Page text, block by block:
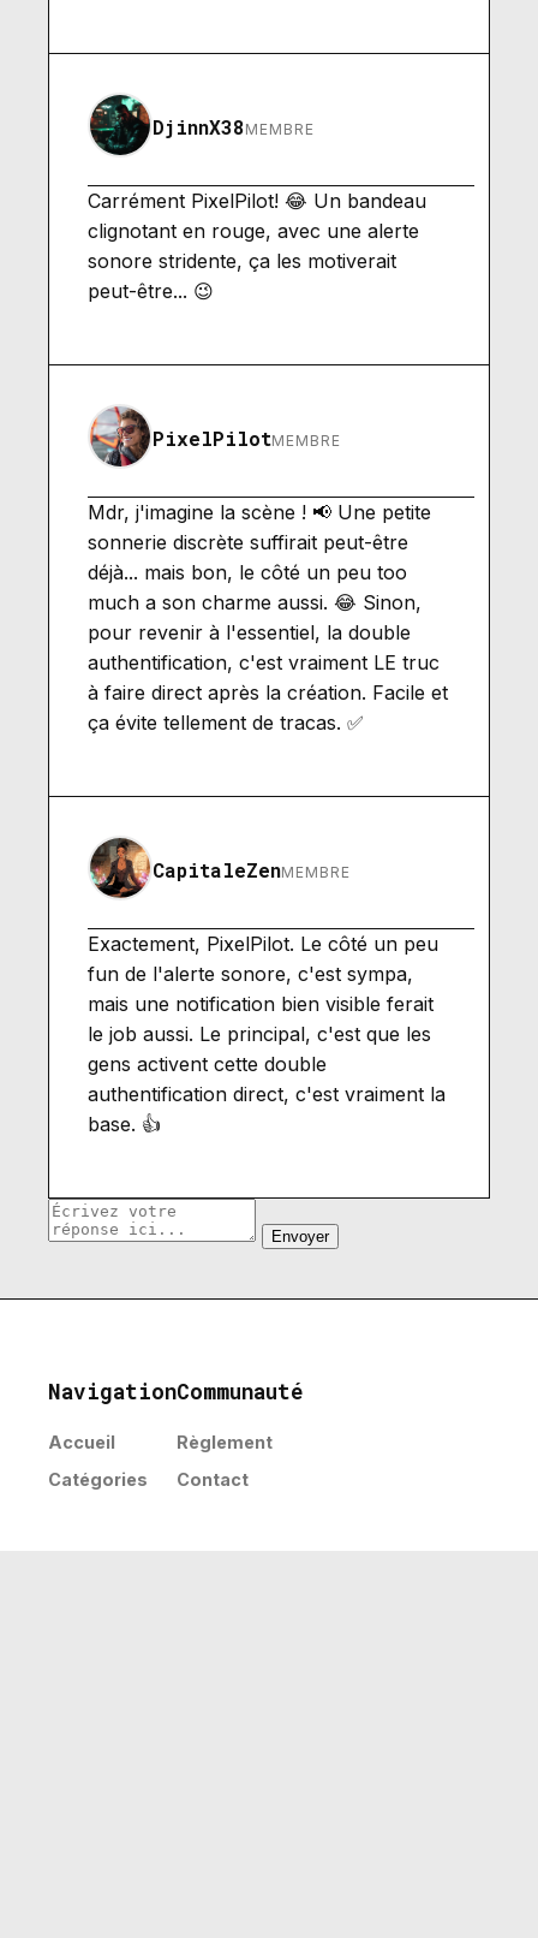
DjinnX38MEMBRE
Carrément PixelPilot! 😂 Un bandeau
clignotant en rouge, avec une alerte
sonore stridente, ça les motiverait
peut-être... 😉
PixelPilotMEMBRE
Mdr, j'imagine la scène ! 📢 Une petite
sonnerie discrète suffirait peut-être
déjà... mais bon, le côté un peu too
much a son charme aussi. 😂 Sinon,
pour revenir à l'essentiel, la double
authentification, c'est vraiment LE truc
à faire direct après la création. Facile et
ça évite tellement de tracas. ✅
CapitaleZenMEMBRE
Exactement, PixelPilot. Le côté un peu
fun de l'alerte sonore, c'est sympa,
mais une notification bien visible ferait
le job aussi. Le principal, c'est que les
gens activent cette double
authentification direct, c'est vraiment la
base. 👍
Envoyer
Navigation
Accueil
Catégories
Communauté
Règlement
Contact